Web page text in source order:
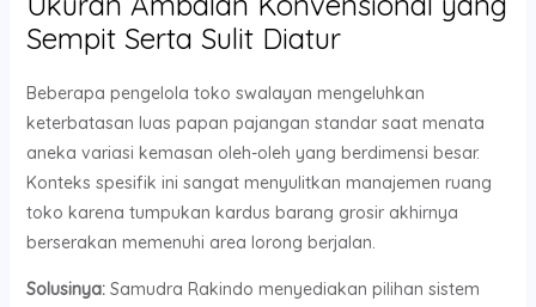
Sempit Serta Sulit Diatur
Beberapa pengelola toko swalayan mengeluhkan
keterbatasan luas papan pajangan standar saat menata
aneka variasi kemasan oleh-oleh yang berdimensi besar.
Konteks spesifik ini sangat menyulitkan manajemen ruang
toko karena tumpukan kardus barang grosir akhirnya
berserakan memenuhi area lorong berjalan.
Solusinya:Samudra Rakindo menyediakan pilihan sistem